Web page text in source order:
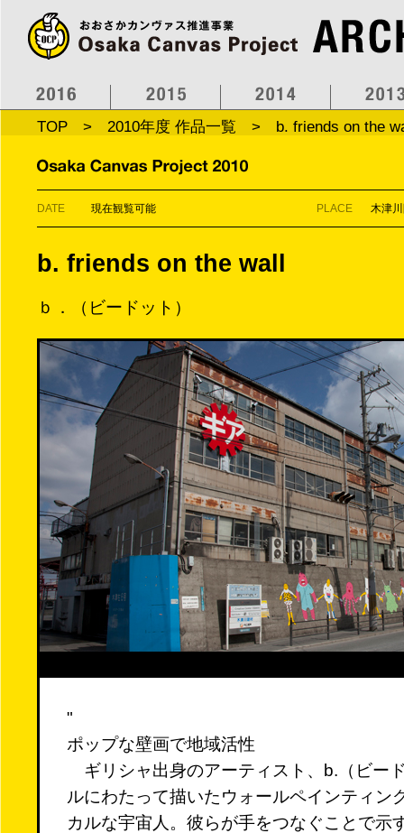
TOP > 2010年度 作品一覧 > b. friends on the
DATE 現在観覧可能 PLACE 木津
b. friends on the wall
ｂ．（ビードット）
"
ポップな壁画で地域活性
ギリシャ出身のアーティスト、b.（ビー
ルにわたって描いたウォールペインティン
カルな宇宙人。彼らが手をつなぐことで示